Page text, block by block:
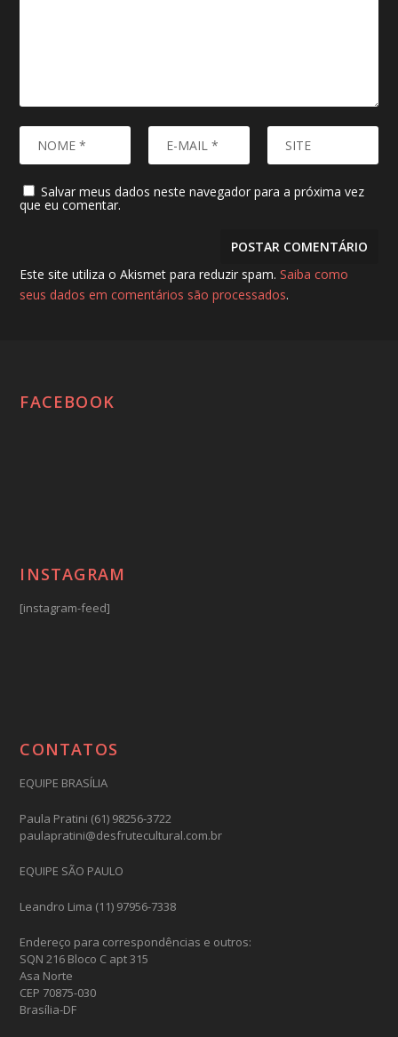
Salvar meus dados neste navegador para a próxima vez
que eu comentar.
Este site utiliza o Akismet para reduzir spam.Saiba como
seus dados em comentários são processados.
FACEBOOK
INSTAGRAM
[instagram-feed]
CONTATOS
EQUIPE BRASÍLIA
Paula Pratini (61) 98256-3722
paulapratini@desfrutecultural.com.br
EQUIPE SÃO PAULO
Leandro Lima (11) 97956-7338
Endereço para correspondências e outros:
SQN 216 Bloco C apt 315
Asa Norte
CEP 70875-030
Brasília-DF